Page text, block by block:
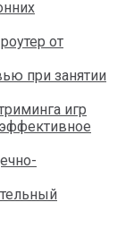
от
при занятии
игр